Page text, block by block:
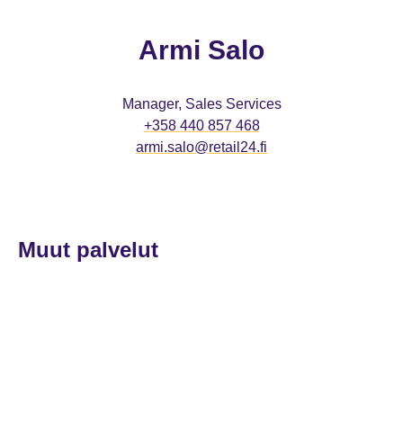
Armi Salo
Manager, Sales Services
+358 440 857 468
armi.salo@retail24.fi
Muut palvelut